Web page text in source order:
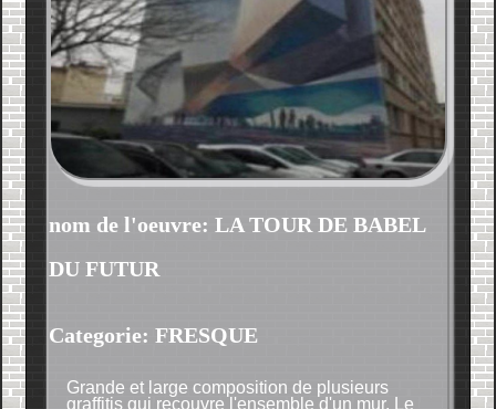
nom de l'oeuvre: LA TOUR DE BABEL
DU FUTUR
Categorie: FRESQUE
Grande et large composition de plusieurs
graffitis qui recouvre l'ensemble d'un mur. Le